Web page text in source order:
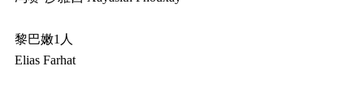
黎巴嫩1人
Elias Farhat